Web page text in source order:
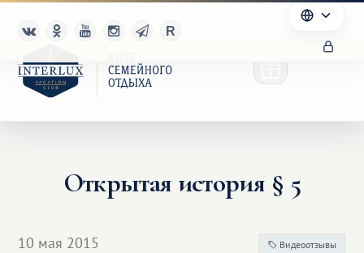
Клуб
Открытая история § 5
10 мая 2015 Видеоотзывы